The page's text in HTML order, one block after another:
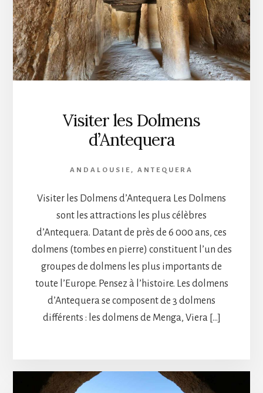
Visiter les Dolmens
d’Antequera
ANDALOUSIE , ANTEQUERA
Visiter les Dolmens d’Antequera Les Dolmens
sont les attractions les plus célèbres
d’Antequera. Datant de près de 6 000 ans, ces
dolmens (tombes en pierre) constituent l’un des
groupes de dolmens les plus importants de
toute l’Europe. Pensez à l’histoire. Les dolmens
d’Antequera se composent de 3 dolmens
différents : les dolmens de Menga, Viera […]